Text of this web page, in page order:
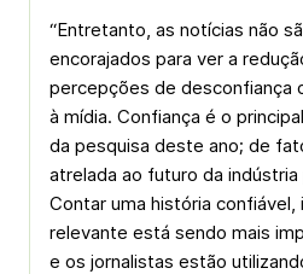
“Entretanto, as notícias não
encorajados para ver a
percepções de desconfiança
à mídia. Confiança é o
da pesquisa deste ano; de
atrelada ao futuro da
Contar uma história confiável,
relevante está sendo mais
e os jornalistas estão